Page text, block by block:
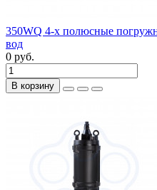
350WQ 4-х полюсные
вод
0 руб.
В корзину